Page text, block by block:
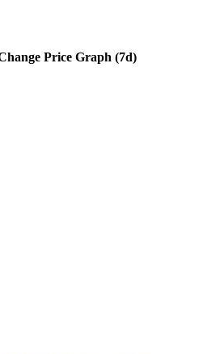
Price Graph (7d)